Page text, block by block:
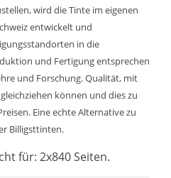
wird die Tinte im eigenen
entwickelt und
in die
und Fertigung entsprechen
und Forschung. Qualität, mit
können und dies zu
Eine echte Alternative zu
Billigsttinten.
für: 2x840 Seiten.